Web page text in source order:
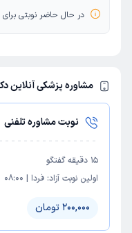
در حال حاضر نوبتی
مشاوره پزشکی آنلاین
نوبت مشاوره تلفنی
15 دقیقه گفتگو
اولین نوبت آزاد: فردا |
08:00
200,000 تومان